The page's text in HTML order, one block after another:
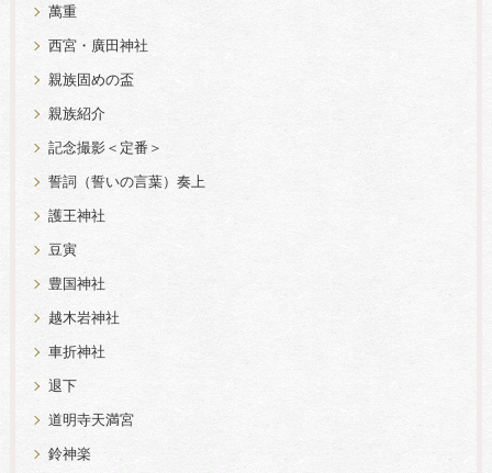
萬重
西宮・廣田神社
親族固めの盃
親族紹介
記念撮影＜定番＞
誓詞（誓いの言葉）奏上
護王神社
豆寅
豊国神社
越木岩神社
車折神社
退下
道明寺天満宮
鈴神楽